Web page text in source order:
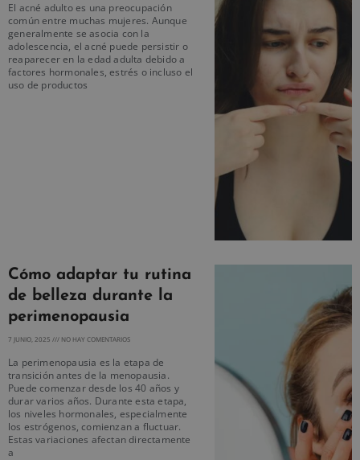
El acné adulto es una preocupación
común entre muchas mujeres. Aunque
generalmente se asocia con la
adolescencia, el acné puede persistir o
reaparecer en la edad adulta debido a
factores hormonales, estrés o incluso el
uso de productos
Cómo adaptar tu rutina
de belleza durante la
perimenopausia
7 JUNIO, 2025 NO HAY COMENTARIOS
La perimenopausia es la etapa de
transición antes de la menopausia.
Puede comenzar desde los 40 años y
durar varios años. Durante esta etapa,
los niveles hormonales, especialmente
los estrógenos, comienzan a fluctuar.
Estas variaciones afectan directamente
a